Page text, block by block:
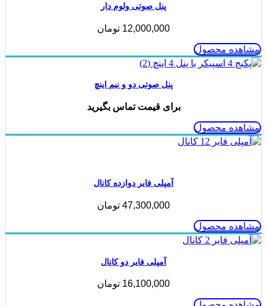
پنل صوتی ولوم دار
12,000,000 تومان
مشاهده محصول
پنل صوتی دو و نیم اینچ
برای قیمت تماس بگیرید
مشاهده محصول
آمپلی فایر دوازده کانال
47,300,000 تومان
مشاهده محصول
آمپلی فایر دو کانال
16,100,000 تومان